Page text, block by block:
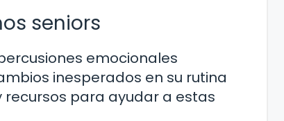
seniors
emocionales
inesperados en su rutina
recursos para ayudar a estas